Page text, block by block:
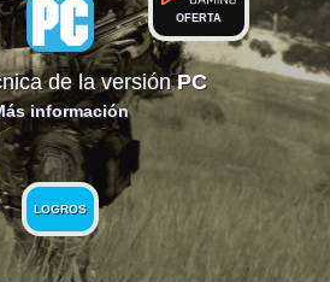
OFERTA
de la versiónPC
información
LOGROS